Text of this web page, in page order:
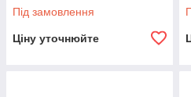
Чорна Смородина — 360 г
Під замовлення
Ціну уточнюйте